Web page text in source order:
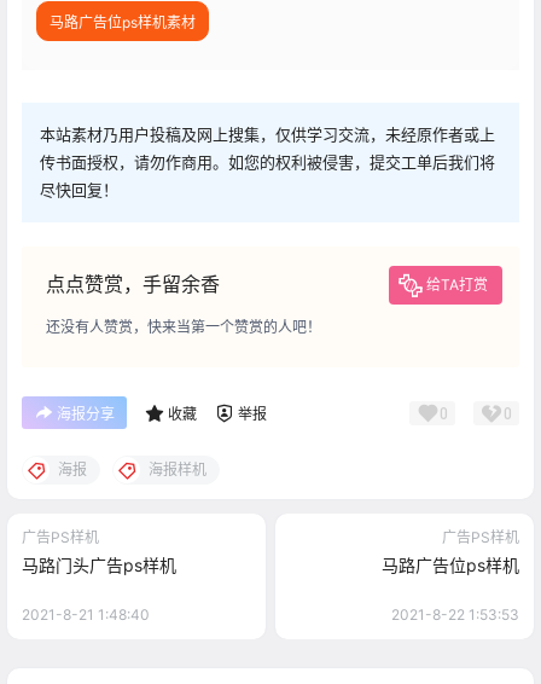
马路广告位ps样机素材
本站素材乃用户投稿及网上搜集，仅供学习交流，未经原作者或上
传书面授权，请勿作商用。如您的权利被侵害，提交工单后我们将
尽快回复！
点点赞赏，手留余香 给TA打赏
还没有人赞赏，快来当第一个赞赏的人吧！
海报分享 收藏 举报 0 0
海报 海报样机
广告PS样机
马路门头广告ps样机
2021-8-21 1:48:40
广告PS样机
马路广告位ps样机
2021-8-22 1:53:53